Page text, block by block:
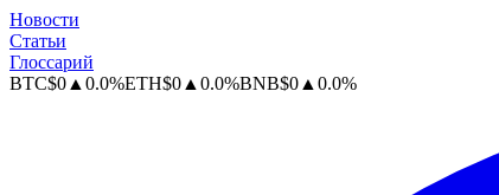
Новости
Статьи
Глоссарий
BTC$0 ▲ 0.0%ETH$0 ▲ 0.0%BNB$0 ▲ 0.0%